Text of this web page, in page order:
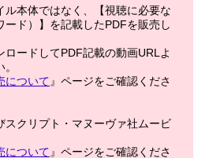
本体ではなく、【視聴に必要な
ード）】を記載したPDFを販売し
ロードしてPDF記載の動画URLよ
について 』ページをご確認くださ
クリプト・マヌーヴァ社ムービ
について 』ページをご確認くださ